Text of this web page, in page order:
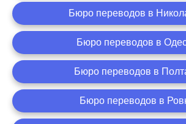
Бюро переводов в
Бюро переводов в
Бюро переводов в
Бюро переводов в